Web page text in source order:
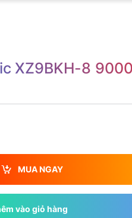
XZ9BKH-8
MUA NGAY
vào giỏ hàng